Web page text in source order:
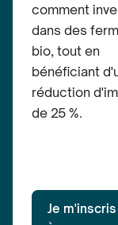
comment
dans des
bio, tout en
bénéficiant
réduction
de 25 %.
Je m'inscris